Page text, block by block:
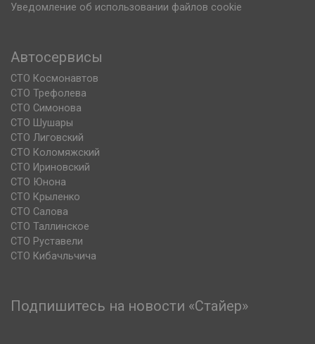
Уведомление об использовании файлов cookie
Автосервисы
СТО Космонавтов
СТО Трефолева
СТО Симонова
СТО Шушары
СТО Лиговский
СТО Коломяжский
СТО Ириновский
СТО Юнона
СТО Крыленко
СТО Салова
СТО Таллинское
СТО Руставели
СТО Кибачльчича
Подпишитесь на новости «Стайер»